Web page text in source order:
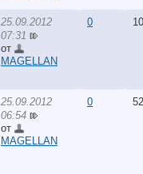
25.09.2012
07:31
от
MAGELLAN
0
25.09.2012
06:54
от
MAGELLAN
0